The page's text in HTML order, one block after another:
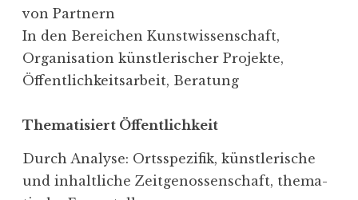
von Partnern
In den Bereichen Kunst­wis­sen­schaft,
Organi­sation künst­le­ri­scher Projekte,
Öffent­lich­keits­arbeit, Beratung
Thema­ti­siert Öffentlichkeit
Durch Analyse: Ortsspe­zifik, künst­le­rische
und inhalt­liche Zeitge­nos­sen­schaft, thema­